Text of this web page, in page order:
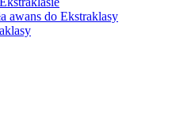
awans do Ekstraklasy